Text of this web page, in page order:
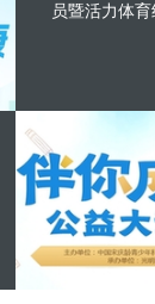
员暨活力体